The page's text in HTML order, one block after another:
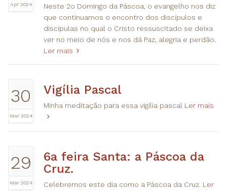
Apr 2024
Neste 2o Domingo da Páscoa, o evangelho nos diz
que continuamos o encontro dos discípulos e
discípulas no qual o Cristo ressuscitado se deixa
ver no meio de nós e nos dá Paz, alegria e perdão.
Ler mais
30
Mar 2024
Vigília Pascal
Minha meditação para essa vigília pascal Ler mais
29
Mar 2024
6a feira Santa: a Páscoa da
Cruz.
Celebremos este dia como a Páscoa da Cruz. Ler